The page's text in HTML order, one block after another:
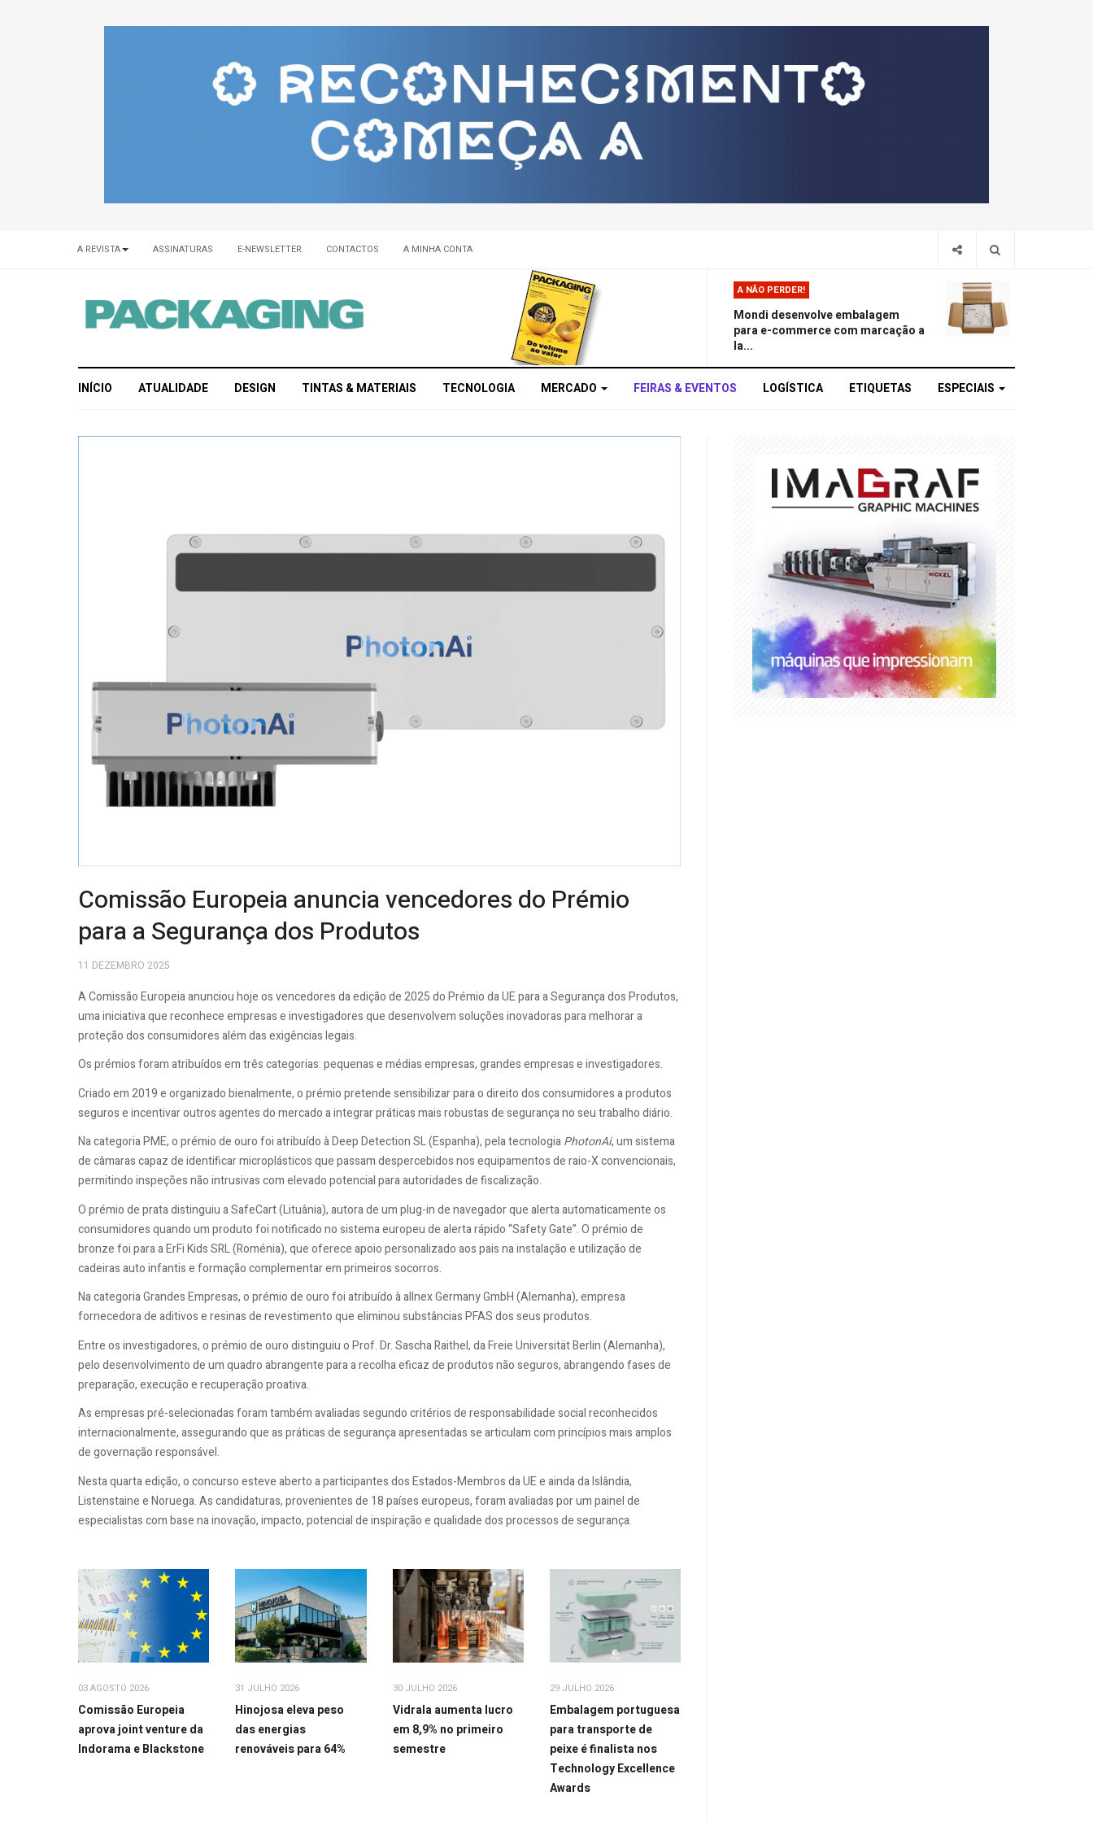
A REVISTA ASSINATURAS E-NEWSLETTER CONTACTOS A MINHA CONTA
A NÃO PERDER!
Mondi desenvolve embalagem
para e-commerce com marcação a
la...
INÍCIO ATUALIDADE DESIGN TINTAS & MATERIAIS TECNOLOGIA MERCADO FEIRAS & EVENTOS LOGÍSTICA ETIQUETAS ESPECIAIS
Comissão Europeia anuncia vencedores do Prémio
para a Segurança dos Produtos
11 DEZEMBRO 2025
A Comissão Europeia anunciou hoje os vencedores da edição de 2025 do Prémio da UE para a Segurança dos Produtos,
uma iniciativa que reconhece empresas e investigadores que desenvolvem soluções inovadoras para melhorar a
proteção dos consumidores além das exigências legais.
Os prémios foram atribuídos em três categorias: pequenas e médias empresas, grandes empresas e investigadores.
Criado em 2019 e organizado bienalmente, o prémio pretende sensibilizar para o direito dos consumidores a produtos
seguros e incentivar outros agentes do mercado a integrar práticas mais robustas de segurança no seu trabalho diário.
Na categoria PME, o prémio de ouro foi atribuído à Deep Detection SL (Espanha), pela tecnologiaPhotonAi, um sistema
de câmaras capaz de identificar microplásticos que passam despercebidos nos equipamentos de raio-X convencionais,
permitindo inspeções não intrusivas com elevado potencial para autoridades de fiscalização.
O prémio de prata distinguiu a SafeCart (Lituânia), autora de um plug-in de navegador que alerta automaticamente os
consumidores quando um produto foi notificado no sistema europeu de alerta rápido “Safety Gate”. O prémio de
bronze foi para a ErFi Kids SRL (Roménia), que oferece apoio personalizado aos pais na instalação e utilização de
cadeiras auto infantis e formação complementar em primeiros socorros.
Na categoria Grandes Empresas, o prémio de ouro foi atribuído à allnex Germany GmbH (Alemanha), empresa
fornecedora de aditivos e resinas de revestimento que eliminou substâncias PFAS dos seus produtos.
Entre os investigadores, o prémio de ouro distinguiu o Prof. Dr. Sascha Raithel, da Freie Universität Berlin (Alemanha),
pelo desenvolvimento de um quadro abrangente para a recolha eficaz de produtos não seguros, abrangendo fases de
preparação, execução e recuperação proativa.
As empresas pré-selecionadas foram também avaliadas segundo critérios de responsabilidade social reconhecidos
internacionalmente, assegurando que as práticas de segurança apresentadas se articulam com princípios mais amplos
de governação responsável.
Nesta quarta edição, o concurso esteve aberto a participantes dos Estados-Membros da UE e ainda da Islândia,
Listenstaine e Noruega. As candidaturas, provenientes de 18 países europeus, foram avaliadas por um painel de
especialistas com base na inovação, impacto, potencial de inspiração e qualidade dos processos de segurança.
03 AGOSTO 2026
Comissão Europeia
aprova joint venture da
Indorama e Blackstone
31 JULHO 2026
Hinojosa eleva peso
das energias
renováveis para 64%
30 JULHO 2026
Vidrala aumenta lucro
em 8,9% no primeiro
semestre
29 JULHO 2026
Embalagem portuguesa
para transporte de
peixe é finalista nos
Technology Excellence
Awards